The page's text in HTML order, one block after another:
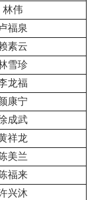
林伟
福泉
素云
雪珍
龙福
康宁
成武
祥龙
美兰
福来
兴沐